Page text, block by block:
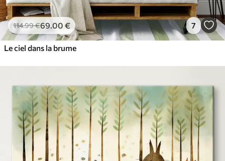
114.99€69 .00 € 7
Le ciel dans la brume